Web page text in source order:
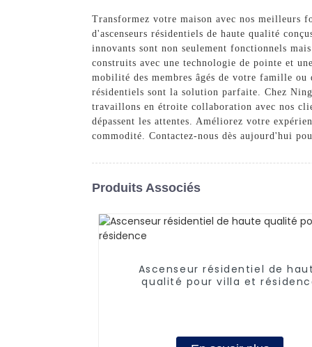
Transformez votre maison avec nos meilleurs
d'ascenseurs résidentiels de haute qualité
innovants sont non seulement fonctionnels
construits avec une technologie de pointe et
mobilité des membres âgés de votre famille
résidentiels sont la solution parfaite. Chez
travaillons en étroite collaboration avec nos
dépassent les attentes. Améliorez votre
commodité. Contactez-nous dès aujourd'hui
Produits Associés
Ascenseur résidentiel de
qualité pour villa et